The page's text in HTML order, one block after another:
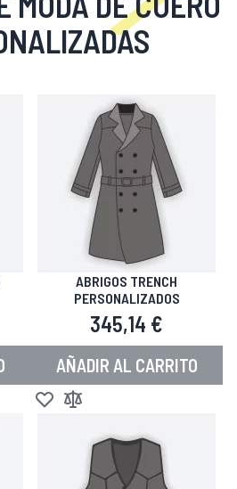
ABRIGOS TRENCH
PERSONALIZADOS
345,14 €
AÑADIR AL CARRITO
Añadir a la Lista de Deseos
Añadir para comparar